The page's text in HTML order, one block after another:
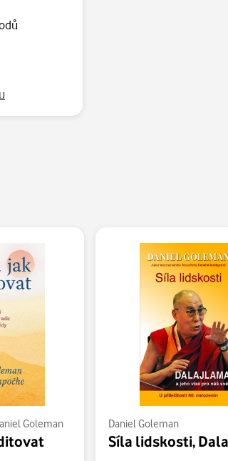
Goleman Daniel Goleman